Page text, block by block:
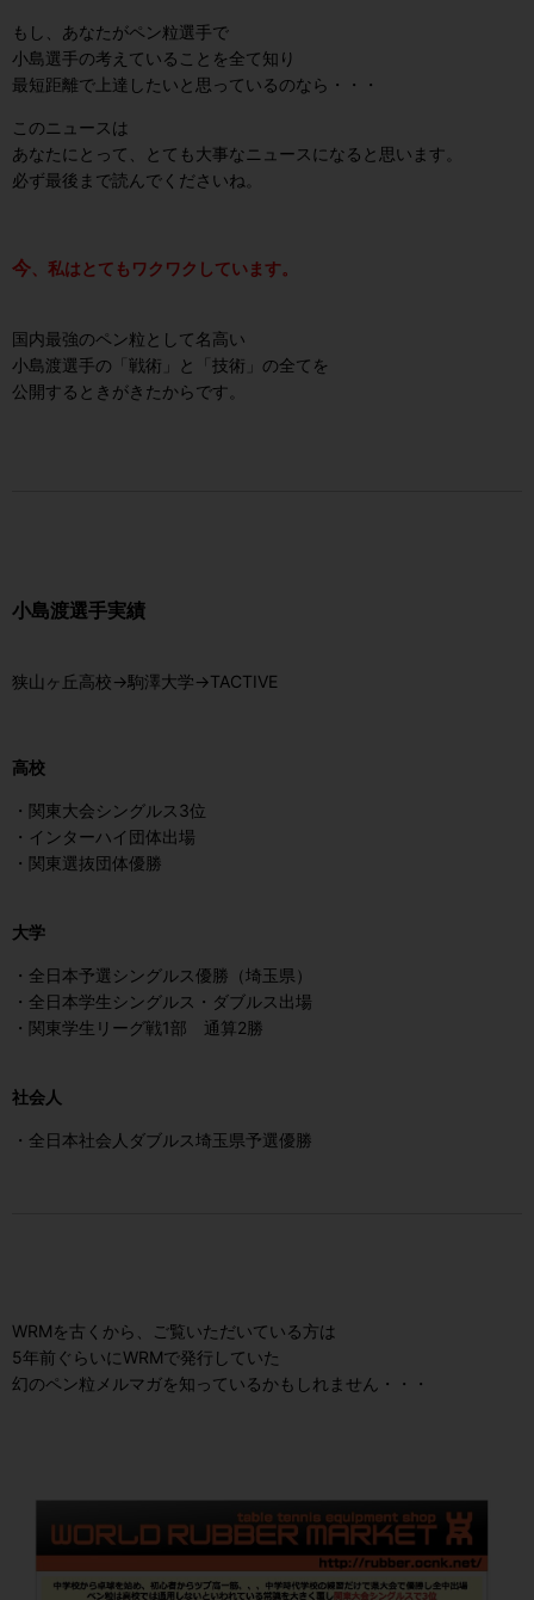
もし、あなたがペン粒選手で
小島選手の考えていることを全て知り
最短距離で上達したいと思っているのなら・・・
このニュースは
あなたにとって、とても大事なニュースになると思います。
必ず最後まで読んでくださいね。
今 私はとてもワクワクしています。
国内最強のペン粒として名高い
小島渡選手の「戦術」と「技術」の全てを
公開するときがきたからです。
小島渡選手実績
狭山ヶ丘高校→駒澤大学→TACTIVE
高校
・関東大会シングルス3位
・インターハイ団体出場
・関東選抜団体優勝
大学
・全日本予選シングルス優勝（埼玉県）
・全日本学生シングルス・ダブルス出場
・関東学生リーグ戦1部 通算2勝
社会人
・全日本社会人ダブルス埼玉県予選優勝
WRMを古くから、ご覧いただいている方は
5年前ぐらいにWRMで発行していた
幻のペン粒メルマガを知っているかもしれません・・・